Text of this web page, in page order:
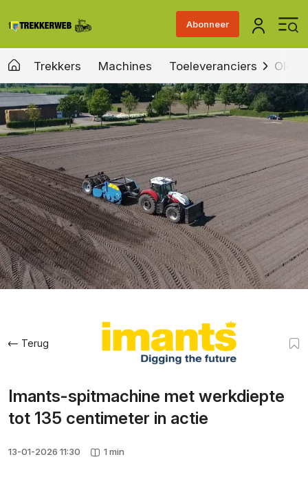
Abonneer
Trekkers Machines Toeleveranciers Old &
Terug
Imants-spitmachine met werkdiepte
tot 135 centimeter in actie
13-01-2026 11:30 1 min